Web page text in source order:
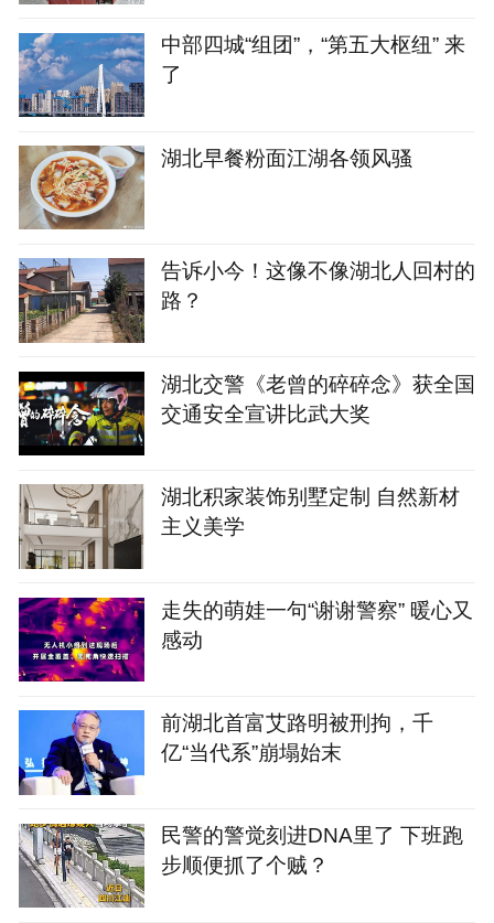
中部四城“组团”，“第五大枢纽” 来
了
湖北早餐粉面江湖各领风骚
告诉小今！这像不像湖北人回村的
路？
湖北交警《老曾的碎碎念》获全国
交通安全宣讲比武大奖
湖北积家装饰别墅定制 自然新材
主义美学
走失的萌娃一句“谢谢警察” 暖心又
感动
前湖北首富艾路明被刑拘，千
亿“当代系”崩塌始末
民警的警觉刻进DNA里了 下班跑
步顺便抓了个贼？